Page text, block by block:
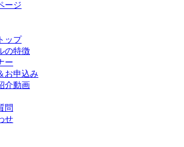
ージ
ップ
の特徴
ー
お申込み
介動画
問
せ